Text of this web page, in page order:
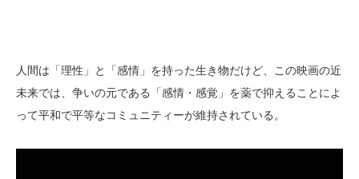
人間は「理性」と「感情」を持った生き物だけど、この映画の近
未来では、争いの元である「感情・感覚」を薬で抑えることによ
って平和で平等なコミュニティーが維持されている。